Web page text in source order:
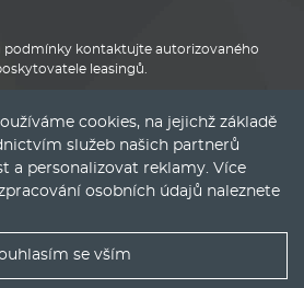
podmínky kontaktujte autorizovaného
leasingů.
cookies, na jejichž základě
služeb našich partnerů
a personalizovat reklamy. Více
osobních údajů naleznete
se vším
Nejlepší nabídky operáku do Vašeho emailu